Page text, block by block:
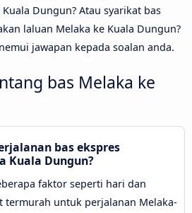
Dungun? Atau syarikat bas
laluan Melaka ke Kuala Dungun?
jawapan kepada soalan anda.
bas Melaka ke
bas ekspres
Kuala Dungun?
faktor seperti hari dan
termurah untuk perjalanan Melaka-